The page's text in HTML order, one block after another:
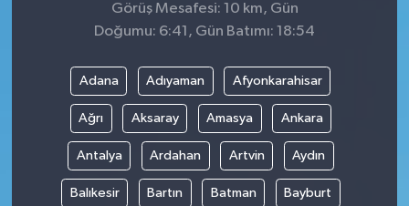
Görüş Mesafesi: 10 km, Gün
Doğumu: 6:41, Gün Batımı: 18:54
Adana Adıyaman Afyonkarahisar
Ağrı Aksaray Amasya Ankara
Antalya Ardahan Artvin Aydın
Balıkesir Bartın Batman Bayburt